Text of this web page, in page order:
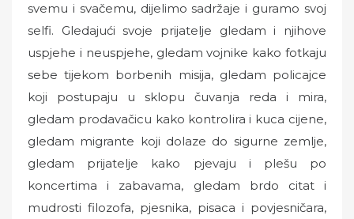
svemu i svačemu, dijelimo sadržaje i guramo svoj
selfi. Gledajući svoje prijatelje gledam i njihove
uspjehe i neuspjehe, gledam vojnike kako fotkaju
sebe tijekom borbenih misija, gledam policajce
koji postupaju u sklopu čuvanja reda i mira,
gledam prodavačicu kako kontrolira i kuca cijene,
gledam migrante koji dolaze do sigurne zemlje,
gledam prijatelje kako pjevaju i plešu po
koncertima i zabavama, gledam brdo citat i
mudrosti filozofa, pjesnika, pisaca i povjesničara,